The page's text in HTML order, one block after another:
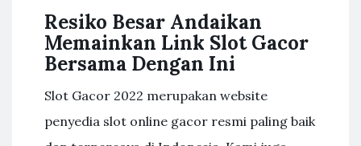
Resiko Besar Andaikan
Memainkan Link Slot Gacor
Bersama Dengan Ini
Slot Gacor 2022 merupakan website
penyedia slot online gacor resmi paling baik